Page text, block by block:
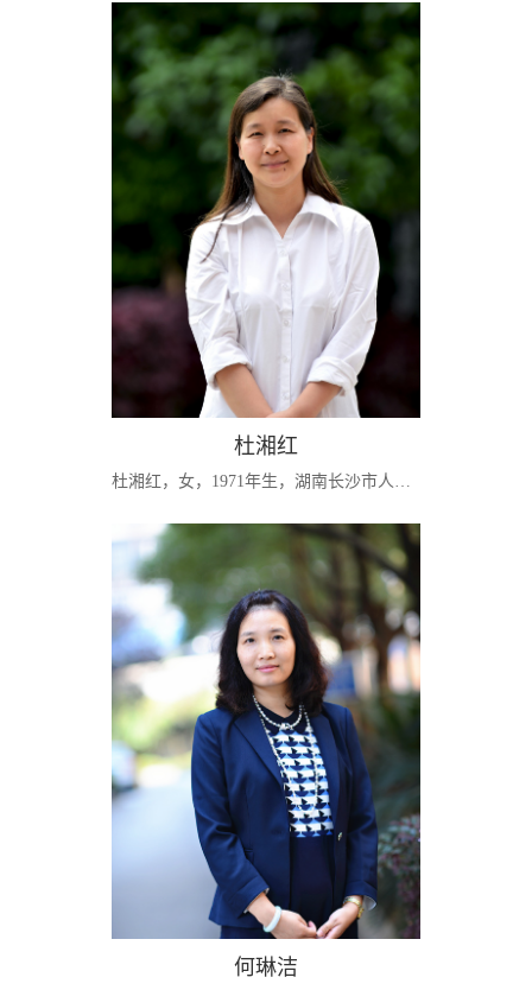
杜湘红
杜湘红，女，1971年生，湖南长沙市人，副教授，管理科学与工程专业博士。会计学硕导师，金融专硕导师。研究方向主要是财务管理、公司治理、投融资决策等。[学习经历]1991.9—1995.7 就读合肥工业大学全日制本科高分子专业，获工学学士学位；1999.9—2002.6 脱产就读中南大学管理科学与工程研究生，获硕士学位；2005.9—2010.12 在职就读中南大学管理科学与工程博士研究生，获博士学位。[工作经历]1995.8—1999.7，长沙矿山研...
何琳洁